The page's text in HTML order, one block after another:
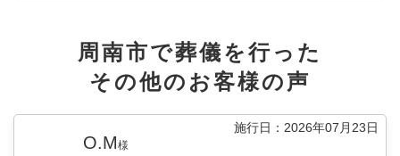
周南市で葬儀を行った
その他のお客様の声
施行日：2026年07月23日
O.M様